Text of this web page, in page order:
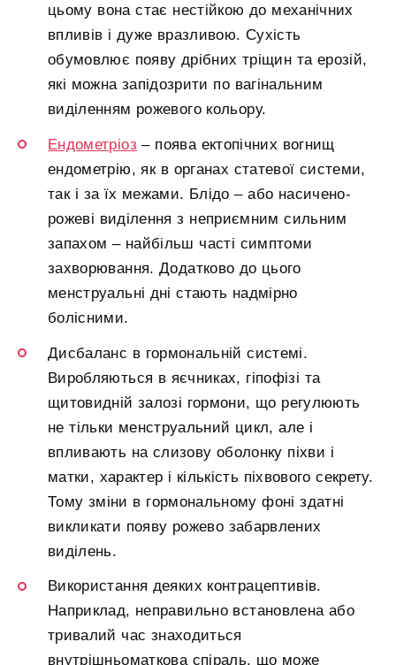
цьому вона стає нестійкою до механічних
впливів і дуже вразливою. Сухість
обумовлює появу дрібних тріщин та ерозій,
які можна запідозрити по вагінальним
виділенням рожевого кольору.
Ендометріоз – поява ектопічних вогнищ
ендометрію, як в органах статевої системи,
так і за їх межами. Блідо – або насичено-
рожеві виділення з неприємним сильним
запахом – найбільш часті симптоми
захворювання. Додатково до цього
менструальні дні стають надмірно
болісними.
Дисбаланс в гормональній системі.
Виробляються в яєчниках, гіпофізі та
щитовидній залозі гормони, що регулюють
не тільки менструальний цикл, але і
впливають на слизову оболонку піхви і
матки, характер і кількість піхвового секрету.
Тому зміни в гормональному фоні здатні
викликати появу рожево забарвлених
виділень.
Використання деяких контрацептивів.
Наприклад, неправильно встановлена або
тривалий час знаходиться
внутрішньоматкова спіраль, що може